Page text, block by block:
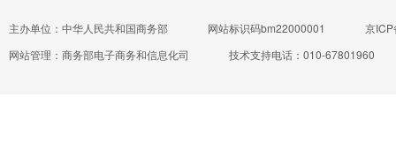
主办单位：中华人民共和国商务部 网站标识码bm22000001
京
网站管理：商务部电子商务和信息化司
技术支持电话：010-67801960